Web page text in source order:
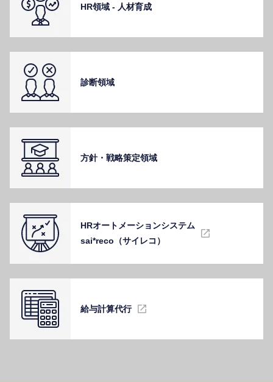
HR領域 - ⼈材育成
診断領域
⽅針・戦略策定領域
HRオートメーションシステム
sai*reco（サイレコ）
給与計算代⾏